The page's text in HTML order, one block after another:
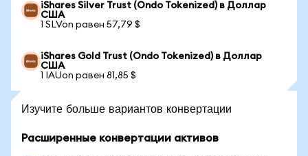
iShares Silver Trust (Ondo Tokenized) в Доллар
США
1 SLVon равен 57,79 $
iShares Gold Trust (Ondo Tokenized) в Доллар
США
1 IAUon равен 81,85 $
Изучите больше вариантов конвертации
Расширенные конвертации активов